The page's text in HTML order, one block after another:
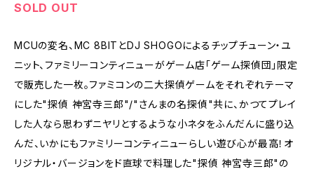
SOLD OUT
MCUの変名、MC 8BITとDJ SHOGOによるチップチューン・ユ
ニット、ファミリーコンティニューがゲーム店「ゲーム探偵団」限定
で販売した一枚。ファミコンの二大探偵ゲームをそれぞれテーマ
にした"探偵 神宮寺三郎"/"さんまの名探偵"共に、かつてプレイ
した人なら思わずニヤリとするような小ネタをふんだんに盛り込
んだ、いかにもファミリーコンティニューらしい遊び心が最高！オ
リジナル・バージョンをド直球で料理した"探偵 神宮寺三郎"の